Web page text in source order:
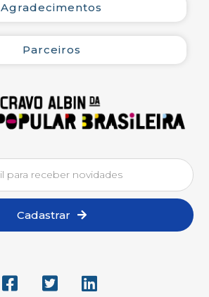
Agradecimentos
Parceiros
Cadastrar